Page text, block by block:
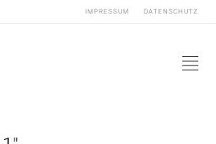
IMPRESSUM DATENSCHUTZ